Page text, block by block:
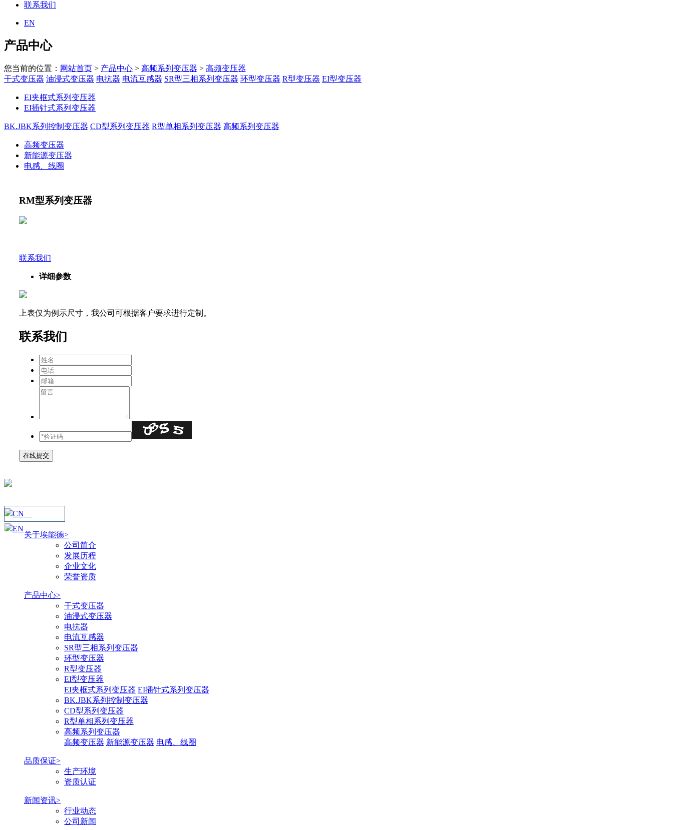
联系我们
EN
产品中心
您当前的位置： 网站首页 > 产品中心 > 高频系列变压器 > 高频变压器
干式变压器 油浸式变压器 电抗器 电流互感器 SR型三相系列变压器 环型变压器 R型变压器 EI型变压器
EI夹框式系列变压器
EI插针式系列变压器
BK.JBK系列控制变压器 CD型系列变压器 R型单相系列变压器 高频系列变压器
高频变压器
新能源变压器
电感、线圈
RM型系列变压器
联系我们
详细参数
上表仅为例示尺寸，我公司可根据客户要求进行定制。
联系我们
在线提交
CN
EN
关于埃能德>
公司简介
发展历程
企业文化
荣誉资质
产品中心>
干式变压器
油浸式变压器
电抗器
电流互感器
SR型三相系列变压器
环型变压器
R型变压器
EI型变压器
EI夹框式系列变压器 EI插针式系列变压器
BK.JBK系列控制变压器
CD型系列变压器
R型单相系列变压器
高频系列变压器
高频变压器 新能源变压器 电感、线圈
品质保证>
生产环境
资质认证
新闻资讯>
行业动态
公司新闻